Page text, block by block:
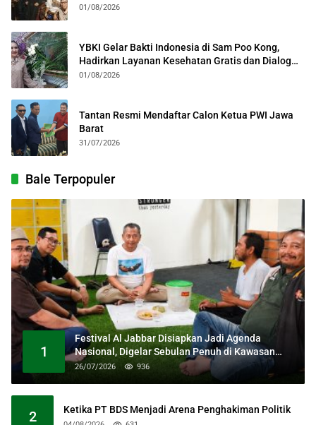
Kolosal
01/08/2026
YBKI Gelar Bakti Indonesia di Sam Poo Kong,
Hadirkan Layanan Kesehatan Gratis dan Dialog
Kebangsaan
01/08/2026
Tantan Resmi Mendaftar Calon Ketua PWI Jawa
Barat
31/07/2026
Bale Terpopuler
1
Festival Al Jabbar Disiapkan Jadi Agenda
Nasional, Digelar Sebulan Penuh di Kawasan
Masjid Raya Al Jabbar
26/07/2026 936
2 Ketika PT BDS Menjadi Arena Penghakiman Politik